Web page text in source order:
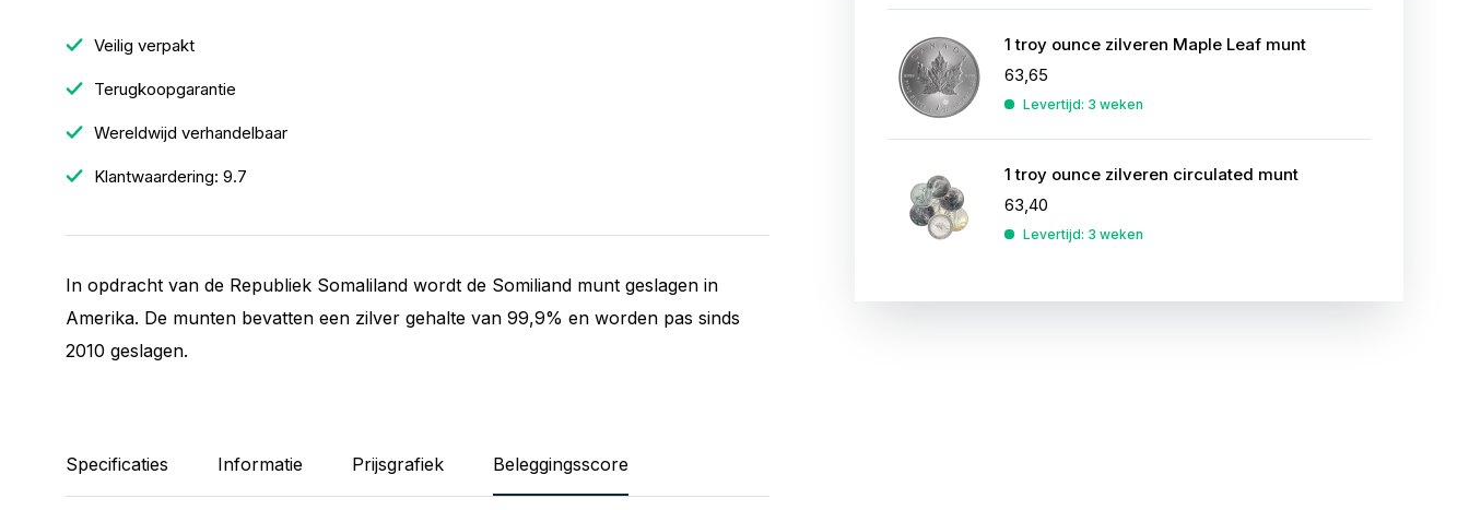
1 troy ounce zilveren Maple Leaf munt
63,65
Levertijd: 3 weken
1 troy ounce zilveren circulated munt
63,40
Levertijd: 3 weken
Veilig verpakt
Terugkoopgarantie
Wereldwijd verhandelbaar
Klantwaardering: 9.7
In opdracht van de Republiek Somaliland wordt de Somiliand munt geslagen in
Amerika. De munten bevatten een zilver gehalte van 99,9% en worden pas sinds
2010 geslagen.
Specificaties Informatie Prijsgrafiek Beleggingsscore